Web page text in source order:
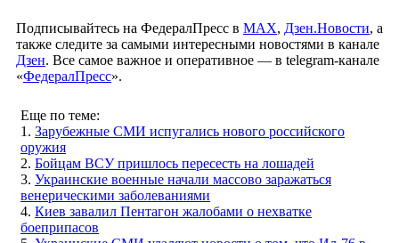
Подписывайтесь на ФедералПресс в МАХ, Дзен.Новости, а
также следите за самыми интересными новостями в канале
Дзен. Все самое важное и оперативное — в telegram-канале
«ФедералПресс».
Еще по теме:
1. Зарубежные СМИ испугались нового российского
оружия
2. Бойцам ВСУ пришлось пересесть на лошадей
3. Украинские военные начали массово заражаться
венерическими заболеваниями
4. Киев завалил Пентагон жалобами о нехватке
боеприпасов